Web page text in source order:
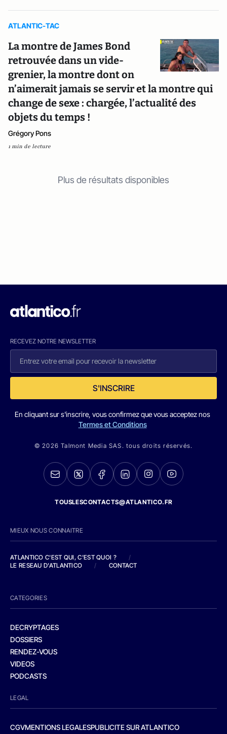
ATLANTIC-TAC
La montre de James Bond
retrouvée dans un vide-
grenier, la montre dont on
n’aimerait jamais se servir et la montre qui
change de sexe : chargée, l’actualité des
objets du temps !
Grégory Pons
1 min de lecture
Plus de résultats disponibles
RECEVEZ NOTRE NEWSLETTER
S'INSCRIRE
En cliquant sur s'inscrire, vous confirmez que vous acceptez nos
Termes et Conditions
© 2026 Talmont Media SAS. tous droits réservés.
TOUSLESCONTACTS@ATLANTICO.FR
MIEUX NOUS CONNAITRE
ATLANTICO C'EST QUI, C'EST QUOI ?
/
LE RESEAU D'ATLANTICO
/ CONTACT
CATEGORIES
DECRYPTAGES
DOSSIERS
RENDEZ-VOUS
VIDEOS
PODCASTS
LEGAL
CGVMENTIONS LEGALESPUBLICITE SUR ATLANTICO